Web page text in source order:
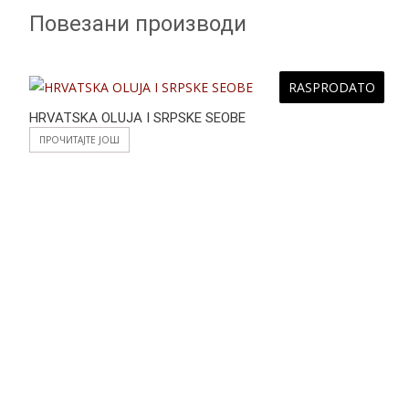
Повезани производи
RASPRODATO
HRVATSKA OLUJA I SRPSKE SEOBE
ПРОЧИТАЈТЕ ЈОШ